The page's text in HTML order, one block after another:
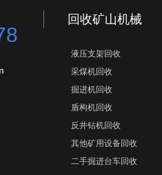
回收矿山机械
液压支架回收
采煤机回收
掘进机回收
盾构机回收
反井钻机回收
其他矿用设备回收
二手掘进台车回收